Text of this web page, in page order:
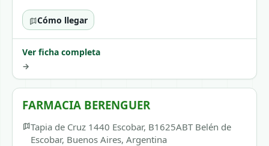
Cómo llegar
Ver ficha completa
→
FARMACIA BERENGUER
Tapia de Cruz 1440 Escobar, B1625ABT Belén de
Escobar, Buenos Aires, Argentina